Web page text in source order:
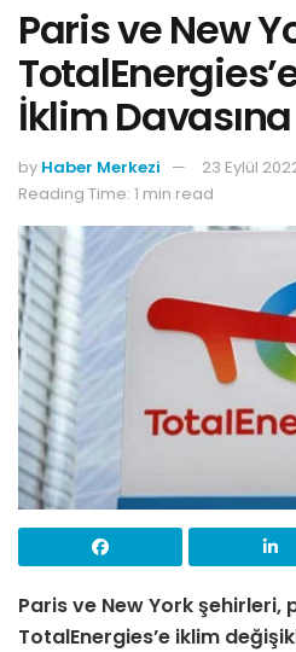
Paris ve New
İklim Davasına
by Haber Merkezi
23 Eylül
Reading Time: 1 min read
Paris ve New York şehirleri,
TotalEnergies’e iklim